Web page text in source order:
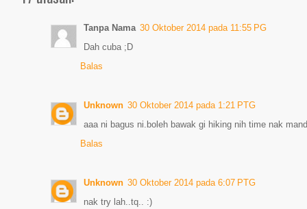
Tanpa Nama 30 Oktober 2014 pada 11:55 PG
Dah cuba ;D
Balas
Unknown 30 Oktober 2014 pada 1:21 PTG
aaa ni bagus ni.boleh bawak gi hiking nih time nak
Balas
Unknown 30 Oktober 2014 pada 6:07 PTG
nak try lah..tq.. :)